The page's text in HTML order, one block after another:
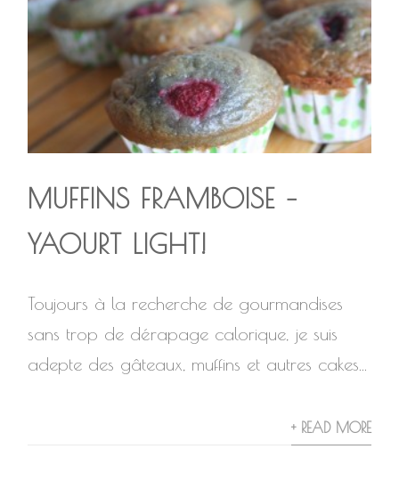
MUFFINS FRAMBOISE –
YAOURT LIGHT!
Toujours à la recherche de gourmandises
sans trop de dérapage calorique, je suis
adepte des gâteaux, muffins et autres cakes...
+ READ MORE